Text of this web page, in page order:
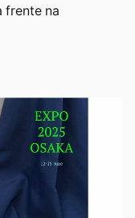
frente na